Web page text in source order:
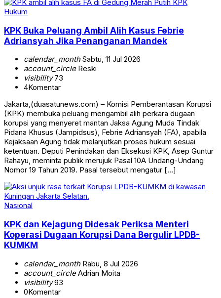
Hukum
KPK Buka Peluang Ambil Alih Kasus Febrie
Adriansyah Jika Penanganan Mandek
calendar_monthSabtu, 11 Jul 2026
account_circleReski
visibility73
4Komentar
Jakarta,(duasatunews.com) – Komisi Pemberantasan Korupsi
(KPK) membuka peluang mengambil alih perkara dugaan
korupsi yang menyeret mantan Jaksa Agung Muda Tindak
Pidana Khusus (Jampidsus), Febrie Adriansyah (FA), apabila
Kejaksaan Agung tidak melanjutkan proses hukum sesuai
ketentuan. Deputi Penindakan dan Eksekusi KPK, Asep Guntur
Rahayu, meminta publik merujuk Pasal 10A Undang-Undang
Nomor 19 Tahun 2019. Pasal tersebut mengatur […]
Nasional
KPK dan Kejagung Didesak Periksa Menteri
Koperasi Dugaan Korupsi Dana Bergulir LPDB-
KUMKM
calendar_monthRabu, 8 Jul 2026
account_circleAdrian Moita
visibility93
0Komentar